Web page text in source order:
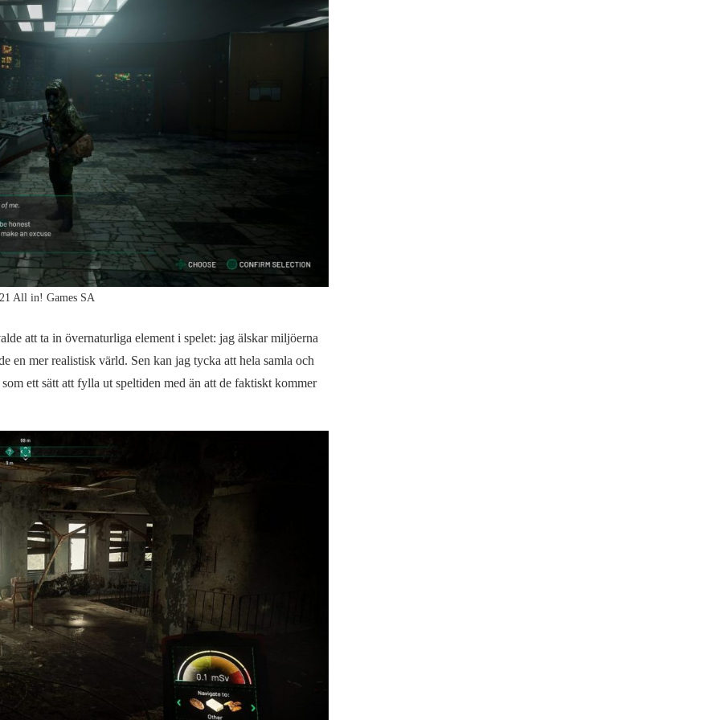
All in! Games SA
att ta in övernaturliga element i spelet: jag älskar miljöerna
en mer realistisk värld. Sen kan jag tycka att hela samla och
ett sätt att fylla ut speltiden med än att de faktiskt kommer